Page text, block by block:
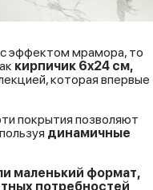
эффектом мрамора, то
кирпичик 6x24 см,
которая впервые
покрытия позволяют
динамичные
маленький формат,
потребностей